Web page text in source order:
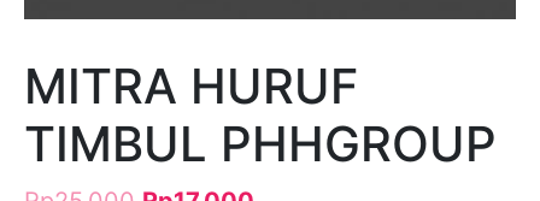
MITRA HURUF
TIMBUL PHHGROUP